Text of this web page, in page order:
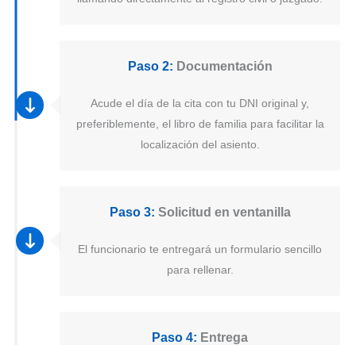
Paso 2: Documentación
Acude el día de la cita con tu DNI original y,
preferiblemente, el libro de familia para facilitar la
localización del asiento.
Paso 3: Solicitud en ventanilla
El funcionario te entregará un formulario sencillo
para rellenar.
Paso 4: Entrega